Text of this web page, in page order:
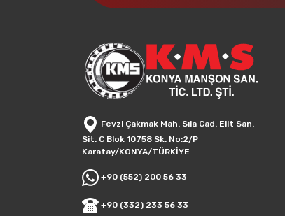
Fevzi Çakmak Mah. Sıla Cad. Elit San.
Sit. C Blok 10758 Sk. No:2/P
Karatay/KONYA/TÜRKİYE
+90 (552) 200 56 33
+90 (332) 233 56 33